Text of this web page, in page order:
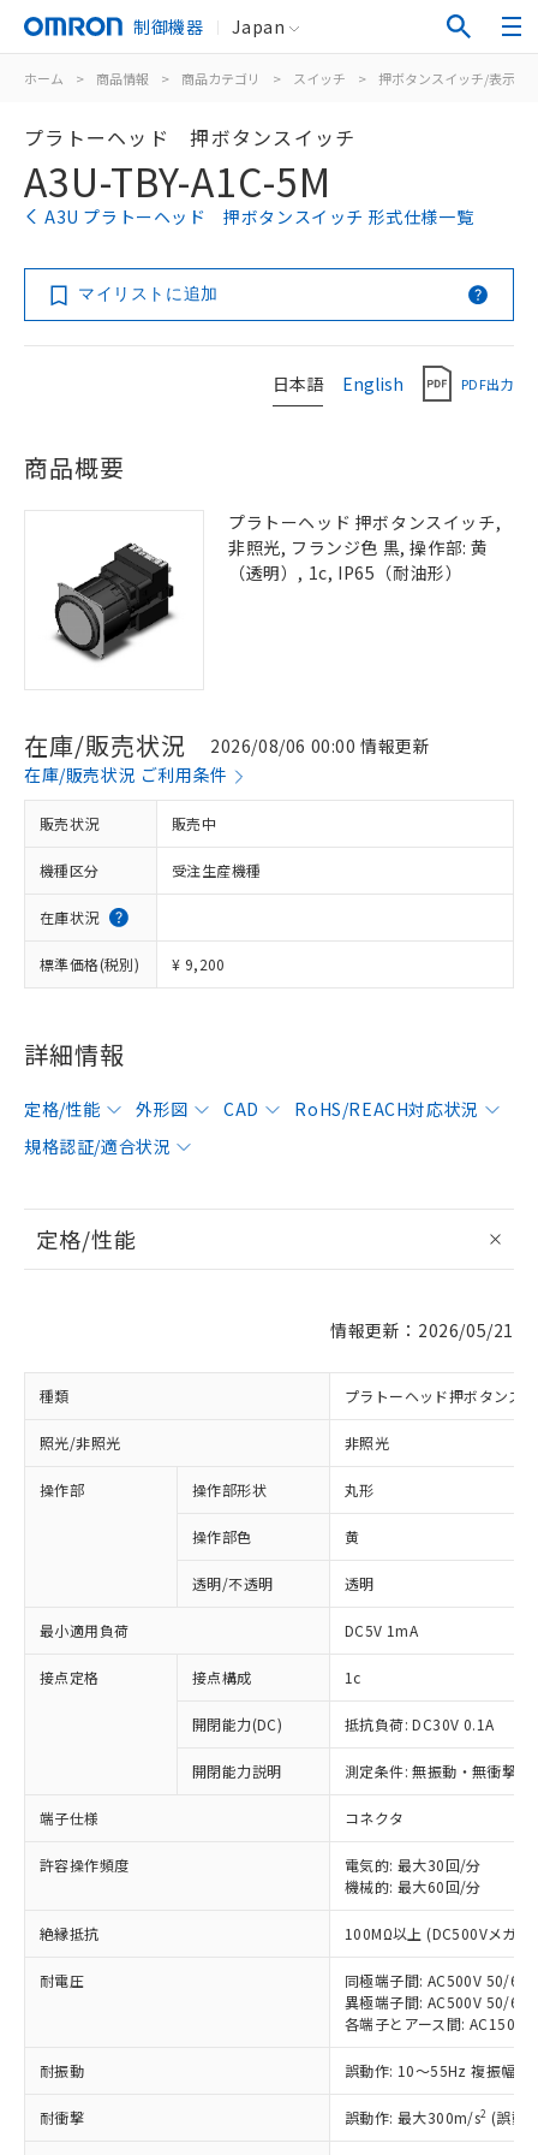
制御機器 Japan
ホーム > 商品情報 > 商品カテゴリ > スイッチ > 押ボタンスイッチ/表示灯
プラトーヘッド 押ボタンスイッチ
A3U-TBY-A1C-5M
A3U プラトーヘッド 押ボタンスイッチ 形式仕様一覧
マイリストに追加
日本語 English PDF出力
商品概要
プラトーヘッド 押ボタンスイッチ,
非照光, フランジ色 黒, 操作部: 黄
（透明）, 1c, IP65（耐油形）
在庫/販売状況
2026/08/06 00:00 情報更新
在庫/販売状況 ご利用条件
販売状況 販売中
機種区分 受注生産機種
在庫状況
標準価格(税別) ¥ 9,200
詳細情報
定格/性能 外形図 CAD
RoHS/REACH対応状況
規格認証/適合状況
定格/性能
情報更新：2026/05/21
種類 プラトーヘッド押ボタンス
照光/非照光 非照光
操作部 操作部形状 丸形
操作部色 黄
透明/不透明 透明
最小適用負荷 DC5V 1mA
接点定格 接点構成 1c
開閉能力(DC) 抵抗負荷: DC30V 0.1A
開閉能力説明 測定条件: 無振動・無衝撃
端子仕様 コネクタ
許容操作頻度
電気的: 最大30回/分
機械的: 最大60回/分
絶縁抵抗 100MΩ以上 (DC500Vメガ)
耐電圧
同極端子間: AC500V 50/
異極端子間: AC500V 50/
各端子とアース間:
耐振動 誤動作: 10～55Hz 複振幅
耐衝撃 誤動作: 最大300m/s2 (誤動
以下の条件をお読みいただき、同意のうえ
※1 対応状況
対応済み：EU RoHS指令（10物質）の
非含有に対応した製品が提供可能な商品で
対応予定：EU RoHS指令（10物質）の非含
有に対応した製品に切り替える予定のある
対応予定なし：EU RoHS指令（10物質）の
非含有に非対応の商品で、対応品を出す予